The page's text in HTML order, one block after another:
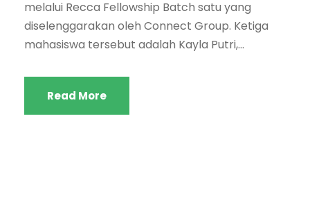
melalui Recca Fellowship Batch satu yang
diselenggarakan oleh Connect Group. Ketiga
mahasiswa tersebut adalah Kayla Putri,...
Read More